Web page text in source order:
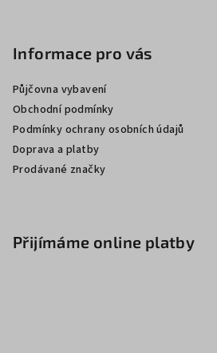
Informace pro vás
Půjčovna vybavení
Obchodní podmínky
Podmínky ochrany osobních údajů
Doprava a platby
Prodávané značky
Přijímáme online platby